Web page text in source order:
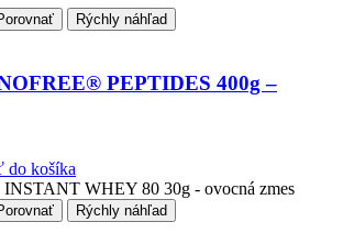
Rýchly náhľad
PEPTIDES 400g –
do košíka
Rýchly náhľad